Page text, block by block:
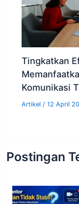
Tingkatkan
Komunikasi
Artikel /12 April
Postingan